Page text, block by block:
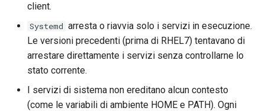
client.
Systemd arresta o riavvia solo i servizi in esecuzione.
Le versioni precedenti (prima di RHEL7) tentavano di
arrestare direttamente i servizi senza controllarne lo
stato corrente.
I servizi di sistema non ereditano alcun contesto
(come le variabili di ambiente HOME e PATH). Ogni